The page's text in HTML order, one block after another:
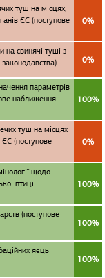
туш на місцях,
ЄС (поступове
0%
на свинячі туші з
0%
параметрів
наближення
100%
туш на місцях
ЄС (поступове
0%
щодо
птиці
100%
(поступове
100%
яєць
100%